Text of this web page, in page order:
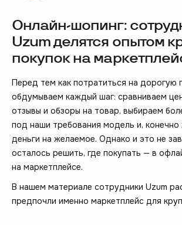
Онлайн-шопинг:
Uzum делятся опытом
покупок на
Перед тем как потратиться на дорогую
обдумываем каждый шаг: сравниваем
отзывы и обзоры на товар, выбираем
под наши требования модель и, конечно
деньги на желаемое. Однако и это не
осталось решить, где покупать — в
на маркетплейсе.
В нашем материале сотрудники Uzum
предпочли именно маркетплейс для